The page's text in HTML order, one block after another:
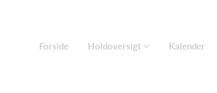
Forside Holdoversigt Kalender